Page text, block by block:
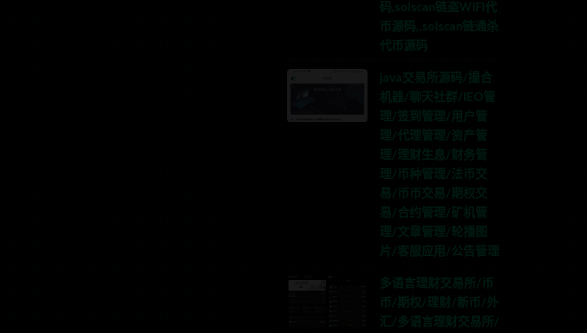
码,solscan链盗WIFI代
币源码,,solscan链通杀
代币源码
java交易所源码/撮合
机器/聊天社群/IEO管
理/签到管理/用户管
理/代理管理/资产管
理/理财生息/财务管
理/币种管理/法币交
易/币币交易/期权交
易/合约管理/矿机管
理/文章管理/轮播图
片/客服应用/公告管理
多语言理财交易所/币
币/期权/理财/新币/外
汇/多语言理财交易所/